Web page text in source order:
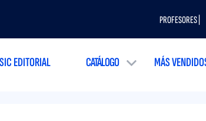
PROFESORES |
EDITORIAL CATÁLOGO MÁS